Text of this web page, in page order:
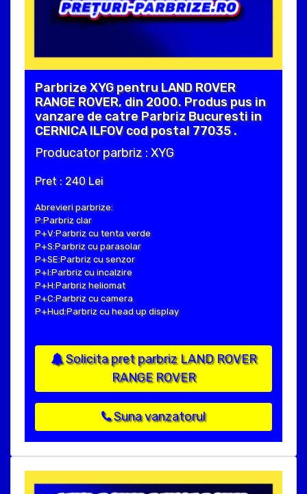
Parbrize XYG pentru LAND ROVER
RANGE ROVER, din 2000. Produs pus in
vanzare de catre Parbriz Bucuresti in
CERNICA ILFOV cod postal 77035 .
Producator parbriz : XYG
Pret : 240 Lei
Abrevieri parbrize:
P:Parbriz clar
P+V:Parbriz cu tenta verde
P+S:Parbriz cu parasolar
P+SE:Parbriz cu senzor
P+I:Parbriz cu incalzire
P+H:Parbriz heliomat
P+C:Parbriz cu camera
P+Hud:Parbriz cu head up display
Solicita pret parbriz LAND ROVER
RANGE ROVER
Suna vanzatorul